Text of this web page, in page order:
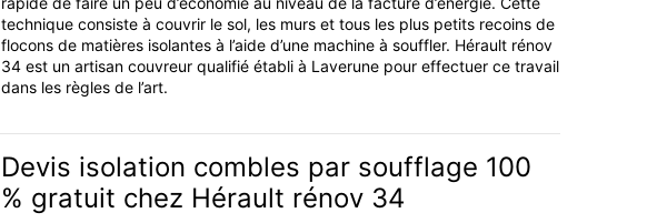
technique consiste à couvrir le sol, les murs et tous les plus petits recoins de
flocons de matières isolantes à l’aide d’une machine à souffler. Hérault rénov
34 est un artisan couvreur qualifié établi à Laverune pour effectuer ce travail
dans les règles de l’art.
Devis isolation combles par soufflage 100
% gratuit chez Hérault rénov 34